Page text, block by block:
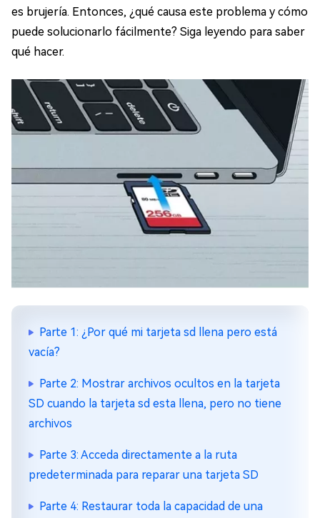
es brujería. Entonces, ¿qué causa este problema y cómo
puede solucionarlo fácilmente? Siga leyendo para saber
qué hacer.
Parte 1: ¿Por qué mi tarjeta sd llena pero está
vacía?
Parte 2: Mostrar archivos ocultos en la tarjeta
SD cuando la tarjeta sd esta llena, pero no tiene
archivos
Parte 3: Acceda directamente a la ruta
predeterminada para reparar una tarjeta SD
Parte 4: Restaurar toda la capacidad de una